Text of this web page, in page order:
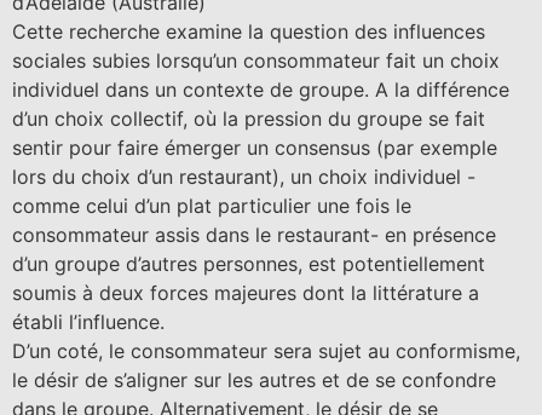
Cette recherche examine la question des influences
sociales subies lorsqu’un consommateur fait un choix
individuel dans un contexte de groupe. A la différence
d’un choix collectif, où la pression du groupe se fait
sentir pour faire émerger un consensus (par exemple
lors du choix d’un restaurant), un choix individuel -
comme celui d’un plat particulier une fois le
consommateur assis dans le restaurant- en présence
d’un groupe d’autres personnes, est potentiellement
soumis à deux forces majeures dont la littérature a
établi l’influence.
D’un coté, le consommateur sera sujet au conformisme,
le désir de s’aligner sur les autres et de se confondre
dans le groupe. Alternativement, le désir de se